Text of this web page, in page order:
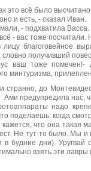
это всё было
и есть, - сказал Иван.
- подхватила Васса.
- вас тоже посчитали.
лицу благоговейное
словно получивший
ваш тоже помечен!-
минтуризма,
странно, до
Ами предупредила нас,
надо
поделаешь: когда
кажется, что она такая
Не тут-то было. Мы и
будние дни). Уругвай
взять эти